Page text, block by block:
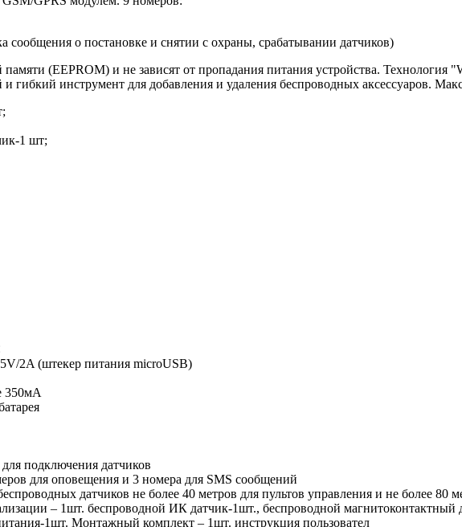
сообщения о постановке и снятии с охраны, срабатывании датчиков)
памяти (EEPROM) и не зависят от пропадания питания устройства.
инструмент для добавления и удаления беспроводных аксессуаров.
1 шт;
2A (штекер питания microUSB)
350мА
подключения датчиков
для оповещения и 3 номера для SMS сообщений
датчиков не более 40 метров для пультов управления и не более 80
– 1шт. беспроводной ИК датчик-1шт., беспроводной магнитоконтактный
1шт. Монтажный комплект – 1шт. инструкция пользовател